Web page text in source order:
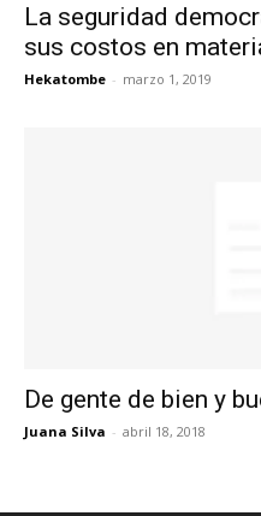
La seguridad
sus costos en
Hekatombe - marzo 1, 2019
De gente de bien y
Juana Silva - abril 18, 2018